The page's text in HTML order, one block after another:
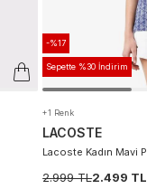
-%17
Sepette %30 İndirim
+1 Renk
LACOSTE
Lacoste Kadın Mavi
2.999 TL2.499 TL